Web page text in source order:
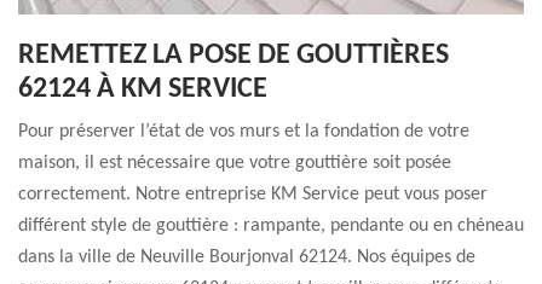
REMETTEZ LA POSE DE GOUTTIÈRES
62124 À KM SERVICE
Pour préserver l’état de vos murs et la fondation de votre
maison, il est nécessaire que votre gouttière soit posée
correctement. Notre entreprise KM Service peut vous poser
différent style de gouttière : rampante, pendante ou en chéneau
dans la ville de Neuville Bourjonval 62124. Nos équipes de